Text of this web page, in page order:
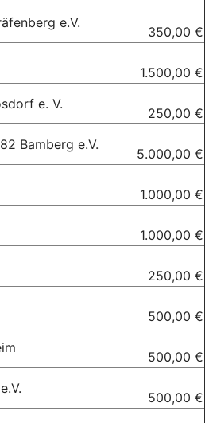
e.V.
350,00 €
1.500,00 €
e. V.
250,00 €
Bamberg e.V.
5.000,00 €
1.000,00 €
1.000,00 €
250,00 €
500,00 €
500,00 €
500,00 €